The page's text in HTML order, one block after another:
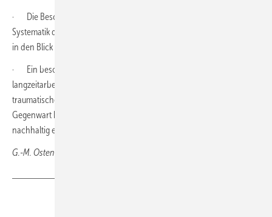
· Die Beschreibung von psychischen Funktionen nach der ICF-
Systematik dient auch dazu, ­genauer die Ressourcen des Probanden
in den Blick zu bekommen.
· Ein besonderes Augenmerk bei der Begutachtung vor allem von
langzeitarbeitslosen Menschen auf die Frage zu richten, ob
traumatische Vorerfahrungen bestehen, deren Folgen in die
Gegenwart hineinwirken und die Persönlichkeitsstruktur dadurch
nachhaltig erschüttern.
G.-M. Ostendorf, Wiesbaden